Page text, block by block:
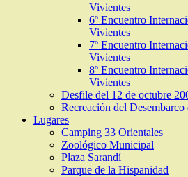
Vivientes
6º Encuentro
Vivientes
7º Encuentro
Vivientes
8º Encuentro
Vivientes
Desfile del 12 de octubre
Recreación del
Lugares
Camping 33 Orientales
Zoológico Municipal
Plaza Sarandí
Parque de la Hispanidad